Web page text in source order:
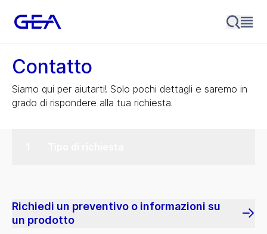
Contatto
Siamo qui per aiutarti! Solo pochi dettagli e saremo in
grado di rispondere alla tua richiesta.
Richiedi un preventivo o informazioni su
un prodotto